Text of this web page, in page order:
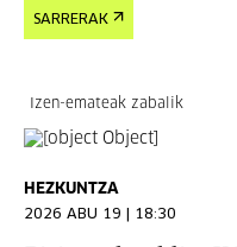
SARRERAK
Izen-emateak zabalik
HEZKUNTZA
2026 ABU 19 | 18:30